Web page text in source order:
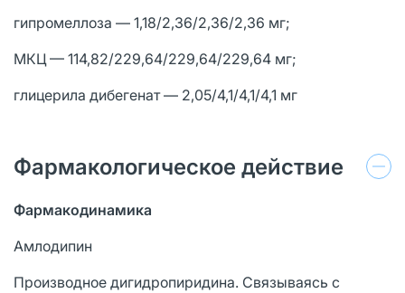
гипромеллоза — 1,18/2,36/2,36/2,36 мг;
МКЦ — 114,82/229,64/229,64/229,64 мг;
глицерила дибегенат — 2,05/4,1/4,1/4,1 мг
Фармакологическое действие
Фармакодинамика
Амлодипин
Производное дигидропиридина. Связываясь с